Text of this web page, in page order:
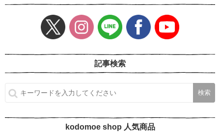
記事検索
kodomoe shop 人気商品